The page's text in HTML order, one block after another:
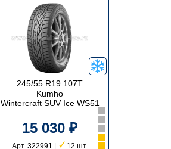
245/55 R19 107T
Kumho
Wintercraft SUV Ice WS51
15 030 ₽
Арт. 322991 | ✓ 12 шт.